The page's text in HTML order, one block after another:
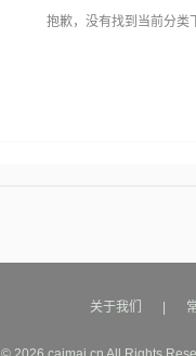
抱歉，没有找到当前分类
关于我们